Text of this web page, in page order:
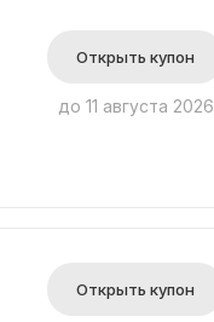
Открыть купон
до 11 августа 2026
Открыть купон